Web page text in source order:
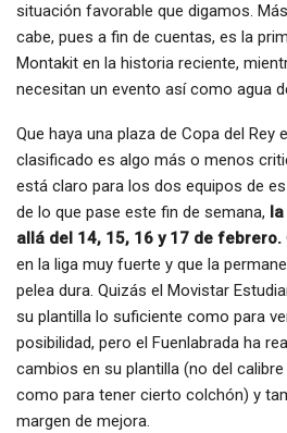
situación favorable que digamos.
cabe, pues a fin de cuentas, es la
Montakit en la historia reciente,
necesitan un evento así como agua
Que haya una plaza de Copa del Rey
clasificado es algo más o menos
está claro para los dos equipos de
de lo que pase este fin de semana,
allá del 14, 15, 16 y 17 de febrero.
en la liga muy fuerte y que la
pelea dura. Quizás el Movistar
su plantilla lo suficiente como para
posibilidad, pero el Fuenlabrada ha
cambios en su plantilla (no del
como para tener cierto colchón) y
margen de mejora.